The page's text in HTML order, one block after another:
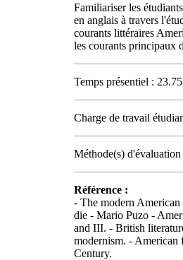
Familiariser les
en anglais à travers
courants littéraires
les courants principaux
Temps présentiel :
Charge de travail
Méthode(s)
Référence :
- The modern
die - Mario Puzo -
and III. - British
modernism. -
Century.